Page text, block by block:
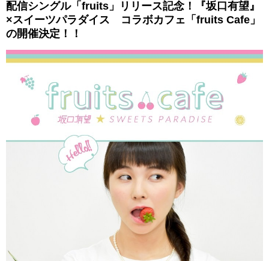
配信シングル「fruits」リリース記念！『坂口有望』
×スイーツパラダイス コラボカフェ「fruits Cafe」
の開催決定！！